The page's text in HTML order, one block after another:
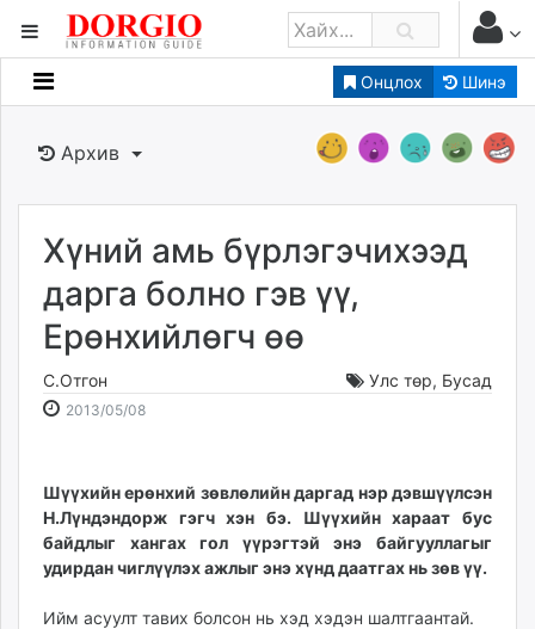
Онцлох Шинэ
Мэдээллийн
Банк санхүү
Бизнес ААН
Төрийн
Нийслэлийн
dorgio.mn
Gogo.mn
caak.mn
Baabar.mn
tovch.mn
ikon.mn
mnb.mn
Livetv.mn
Архив
Хүний амь бүрлэгэчихээд
дарга болно гэв үү,
Ерөнхийлөгч өө
С.Отгон Улс төр, Бусад
2013/05/082013-
17:27:07
2026-
03:18:49
Шүүхийн ерөнхий зөвлөлийн даргад нэр дэвшүүлсэн
Н.Лүндэндорж гэгч хэн бэ. Шүүхийн хараат бус
байдлыг хангах гол үүрэгтэй энэ байгууллагыг
удирдан чиглүүлэх ажлыг энэ хүнд даатгах нь зөв үү.
Ийм асуулт тавих болсон нь хэд хэдэн шалтгаантай.